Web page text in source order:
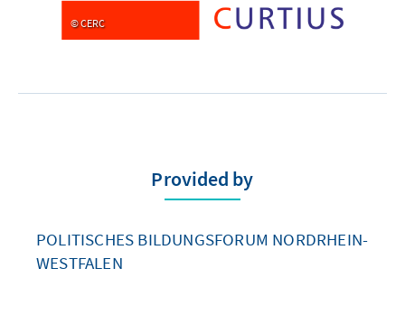
CERC
Provided by
POLITISCHES BILDUNGSFORUM NORDRHEIN-
WESTFALEN